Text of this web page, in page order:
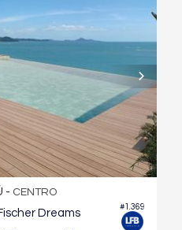
#1.369
- CENTRO
Dreams